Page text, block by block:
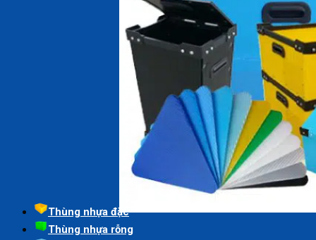
Thùng nhựa đặc
Thùng nhựa rỗng